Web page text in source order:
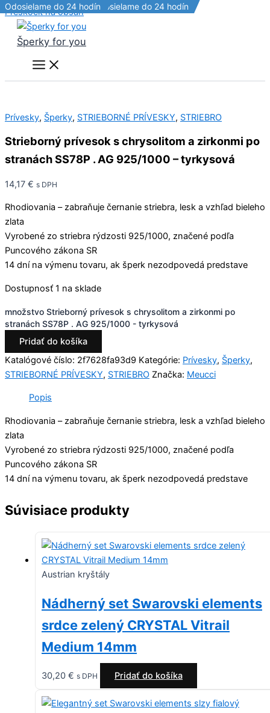
Preskočiť na obsah
Šperky for you
Prívesky, Šperky, STRIEBORNÉ PRÍVESKY, STRIEBRO
Strieborný prívesok s chrysolitom a zirkonmi po
stranách SS78P . AG 925/1000 – tyrkysová
14,17 € s DPH
Rhodiovania – zabraňuje černanie striebra, lesk a vzhľad bieleho
zlata
Vyrobené zo striebra rýdzosti 925/1000, značené podľa
Puncového zákona SR
14 dní na výmenu tovaru, ak šperk nezodpovedá predstave
Dostupnosť 1 na sklade
množstvo Strieborný prívesok s chrysolitom a zirkonmi po
stranách SS78P . AG 925/1000 - tyrkysová
Pridať do košíka
Katalógové číslo: 2f7628fa93d9 Kategórie: Prívesky, Šperky,
STRIEBORNÉ PRÍVESKY, STRIEBRO Značka: Meucci
Popis
Rhodiovania – zabraňuje černanie striebra, lesk a vzhľad bieleho
zlata
Vyrobené zo striebra rýdzosti 925/1000, značené podľa
Puncového zákona SR
14 dní na výmenu tovaru, ak šperk nezodpovedá predstave
Súvisiace produkty
Odosielame do 24 hodín
Austrian kryštály
Nádherný set Swarovski elements
srdce zelený CRYSTAL Vitrail
Medium 14mm
30,20 € s DPH Pridať do košíka
Doprava zdarma! Odosielame do 24 hodín
Odosielame do 24 hodín